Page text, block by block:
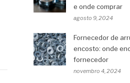
e onde comprar
agosto 9, 2024
Fornecedor de
encosto: onde
fornecedor
novembro 4, 2024